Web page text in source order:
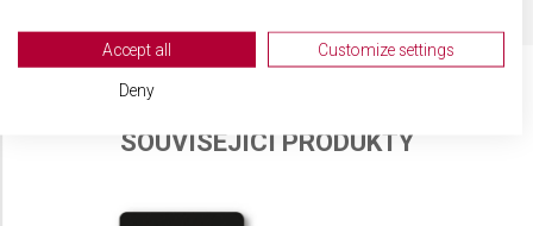
SOUVISEJÍCÍ PRODUKTY
View Partner List (2 IAB Vendors)
We use your data for the following purposes:
Store and/or access information on a device
Accept all Customize settings
Deny